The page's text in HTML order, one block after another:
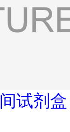
试剂盒